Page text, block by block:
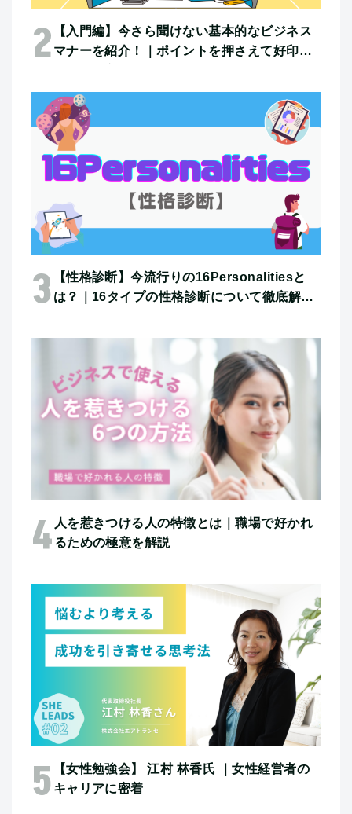
【入門編】今さら聞けない基本的なビジネス
マナーを紹介！｜ポイントを押さえて好印象
【性格診断】今流行りの16Personalitiesと
は？｜16タイプの性格診断について徹底解
人を惹きつける人の特徴とは｜職場で好かれ
るための極意を解説
【女性勉強会】 江村 林香氏 ｜女性経営者の
キャリアに密着